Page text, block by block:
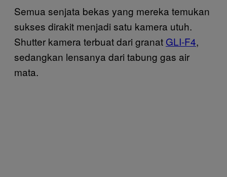
Semua senjata bekas yang mereka temukan
sukses dirakit menjadi satu kamera utuh.
Shutter kamera terbuat dari granat GLI-F4,
sedangkan lensanya dari tabung gas air
mata.